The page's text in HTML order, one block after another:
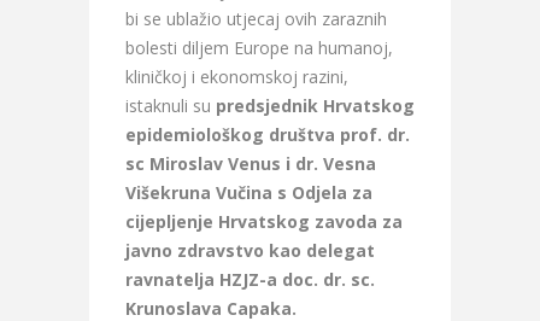
bi se ublažio utjecaj ovih zaraznih
bolesti diljem Europe na humanoj,
kliničkoj i ekonomskoj razini,
istaknuli su predsjednik Hrvatskog
epidemiološkog društva prof. dr.
sc Miroslav Venus i dr. Vesna
Višekruna Vučina s Odjela za
cijepljenje Hrvatskog zavoda za
javno zdravstvo kao delegat
ravnatelja HZJZ-a doc. dr. sc.
Krunoslava Capaka.